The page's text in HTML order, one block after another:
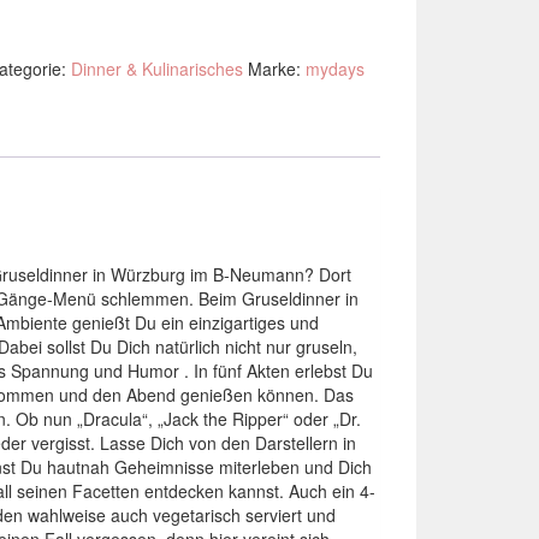
Dinner & Kulinarisches Marke: mydays
in Würzburg im B-Neumann? Dort
Menü schlemmen. Beim Gruseldinner in
genießt Du ein einzigartiges und
sollst Du Dich natürlich nicht nur gruseln,
und Humor . In fünf Akten erlebst Du
und den Abend genießen können. Das
nun „Dracula“, „Jack the Ripper“ oder „Dr.
vergisst. Lasse Dich von den Darstellern in
Du hautnah Geheimnisse miterleben und Dich
seinen Facetten entdecken kannst. Auch ein 4-
wahlweise auch vegetarisch serviert und